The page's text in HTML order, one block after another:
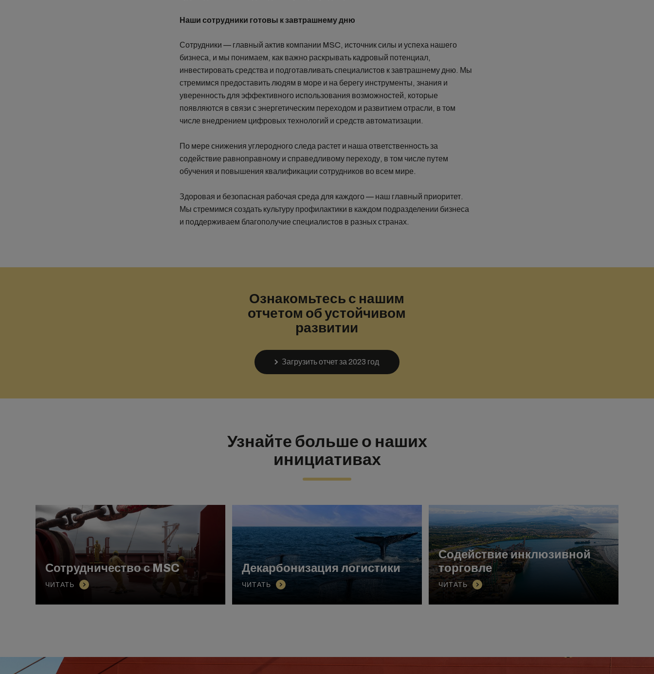
Наши сотрудники готовы к завтрашнему дню
Сотрудники — главный актив компании MSC, источник силы и успеха нашего
бизнеса, и мы понимаем, как важно раскрывать кадровый потенциал,
инвестировать средства и подготавливать специалистов к завтрашнему дню. Мы
стремимся предоставить людям в море и на берегу инструменты, знания и
уверенность для эффективного использования возможностей, которые
появляются в связи с энергетическим переходом и развитием отрасли, в том
числе внедрением цифровых технологий и средств автоматизации.
По мере снижения углеродного следа растет и наша ответственность за
содействие равноправному и справедливому переходу, в том числе путем
обучения и повышения квалификации сотрудников во всем мире.
Здоровая и безопасная рабочая среда для каждого — наш главный приоритет.
Мы стремимся создать культуру профилактики в каждом подразделении бизнеса
и поддерживаем благополучие специалистов в разных странах.
Ознакомьтесь с нашим
отчетом об устойчивом
развитии
Загрузить отчет за 2023 год
Узнайте больше о наших
инициативах
Сотрудничество с MSC
ЧИТАТЬ
Декарбонизация логистики
ЧИТАТЬ
Содействие инклюзивной
торговле
ЧИТАТЬ